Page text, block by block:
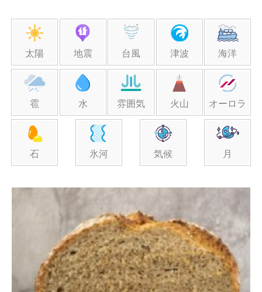
太陽 地震 台風 津波 海洋
雹 水 雰囲気 火山 オーロラ
石 氷河 気候 月